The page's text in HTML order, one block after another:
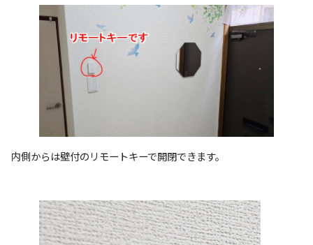
内側からは壁付のリモートキーで開閉できます。